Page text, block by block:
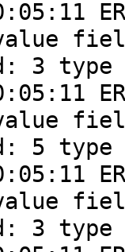
3 type
5 type
3 type